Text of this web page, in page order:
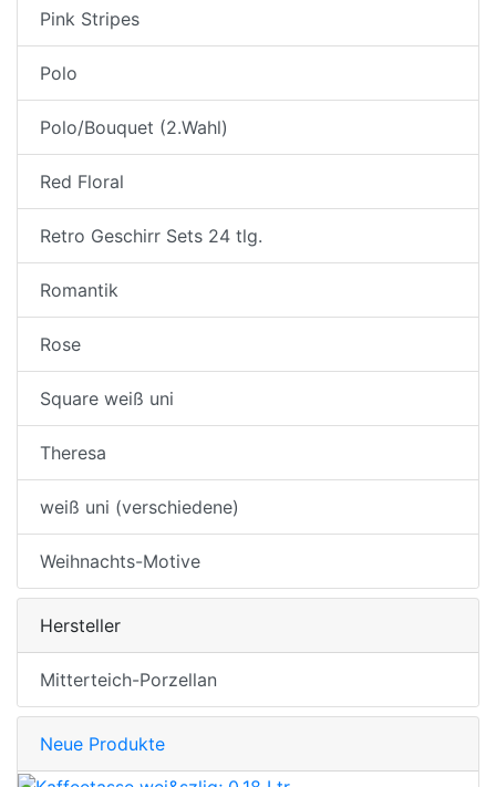
Pink Stripes
Polo
Polo/Bouquet (2.Wahl)
Red Floral
Retro Geschirr Sets 24 tlg.
Romantik
Rose
Square weiß uni
Theresa
weiß uni (verschiedene)
Weihnachts-Motive
Hersteller
Mitterteich-Porzellan
Neue Produkte